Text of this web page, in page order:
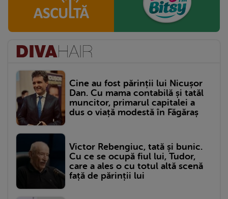
Cine au fost părinții lui Nicușor
Dan. Cu mama contabilă și tatăl
muncitor, primarul capitalei a
dus o viață modestă în Făgăraș
Victor Rebengiuc, tată și bunic.
Cu ce se ocupă fiul lui, Tudor,
care a ales o cu totul altă scenă
față de părinții lui